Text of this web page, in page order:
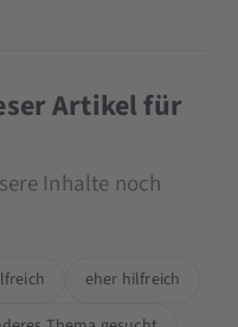
Artikel für
Inhalte noch
eher hilfreich